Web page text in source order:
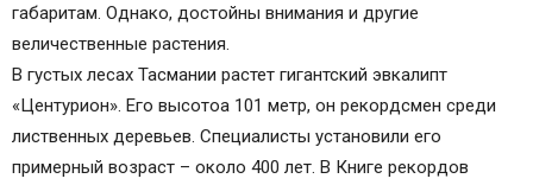
габаритам. Однако, достойны внимания и другие
величественные растения.
В густых лесах Тасмании растет гигантский эвкалипт
«Центурион». Его высотоа 101 метр, он рекордсмен среди
лиственных деревьев. Специалисты установили его
примерный возраст – около 400 лет. В Книге рекордов